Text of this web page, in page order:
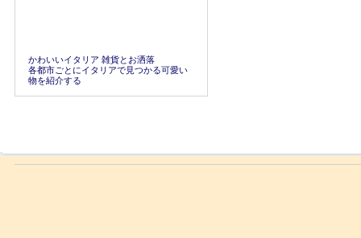
かわいいイタリア 雑貨とお洒落
各都市ごとにイタリアで見つかる可愛い
物を紹介する